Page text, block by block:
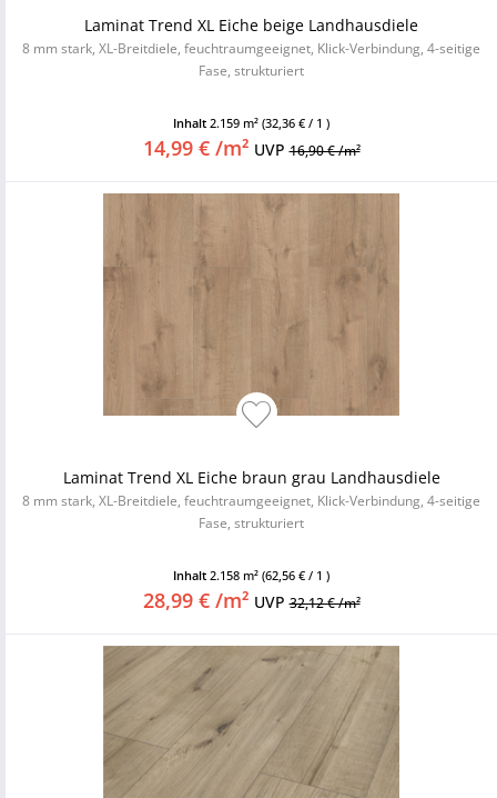
Laminat Trend XL Eiche beige Landhausdiele
8 mm stark, XL-Breitdiele, feuchtraumgeeignet, Klick-Verbindung, 4-seitige
Fase, strukturiert
Inhalt 2.159 m² (32,36 € / 1 )
14,99 € /m² UVP16,90 € /m²
Laminat Trend XL Eiche braun grau Landhausdiele
8 mm stark, XL-Breitdiele, feuchtraumgeeignet, Klick-Verbindung, 4-seitige
Fase, strukturiert
Inhalt 2.158 m² (62,56 € / 1 )
28,99 € /m² UVP32,12 € /m²